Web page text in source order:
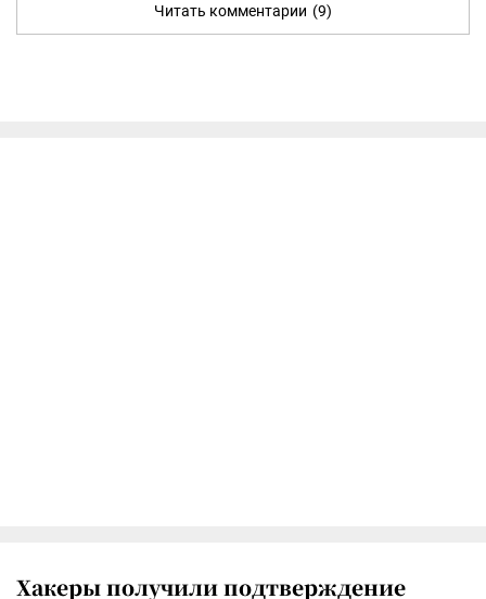
Читать комментарии (9)
Хакеры получили подтверждение